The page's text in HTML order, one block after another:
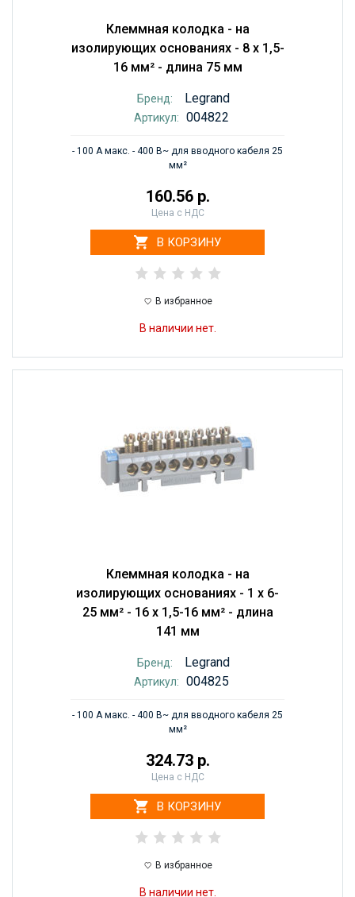
Клеммная колодка - на
изолирующих основаниях - 8 x 1,5-
16 мм² - длина 75 мм
Бренд: Legrand
Артикул: 004822
- 100 А макс. - 400 В~ для вводного кабеля 25
мм²
160.56 р.
Цена с НДС
В КОРЗИНУ
В избранное
В наличии нет.
Клеммная колодка - на
изолирующих основаниях - 1 x 6-
25 мм² - 16 x 1,5-16 мм² - длина
141 мм
Бренд: Legrand
Артикул: 004825
- 100 А макс. - 400 В~ для вводного кабеля 25
мм²
324.73 р.
Цена с НДС
В КОРЗИНУ
В избранное
В наличии нет.